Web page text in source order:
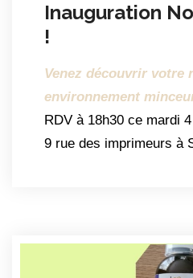
Inauguration
!
Venez découvrir votre
environnement
RDV à 18h30 ce mardi
9 rue des imprimeurs à